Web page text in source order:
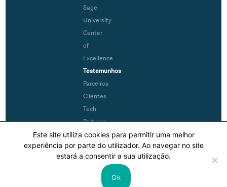
Sage
University
Center
of
Excellence
Testemunhos
Parceiros
Clientes
Tech
Partners
MySage
Privacidade e Cookies
Este site utiliza cookies para permitir uma melhor
experiência por parte do utilizador. Ao navegar no site
estará a consentir a sua utilização.
Ok